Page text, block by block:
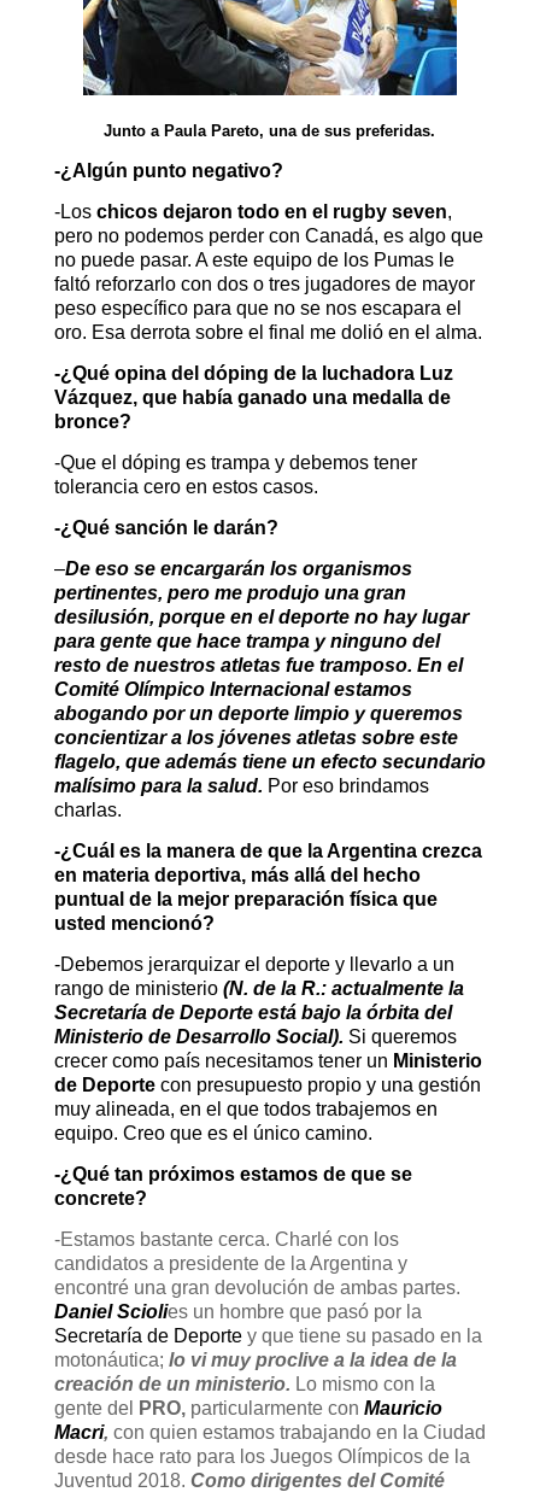
Junto a Paula Pareto, una de sus preferidas.
-¿Algún punto negativo?
-Los chicos dejaron todo en el rugby seven,
pero no podemos perder con Canadá, es algo que
no puede pasar. A este equipo de los Pumas le
faltó reforzarlo con dos o tres jugadores de mayor
peso específico para que no se nos escapara el
oro. Esa derrota sobre el final me dolió en el alma.
-¿Qué opina del dóping de la luchadora Luz
Vázquez, que había ganado una medalla de
bronce?
-Que el dóping es trampa y debemos tener
tolerancia cero en estos casos.
-¿Qué sanción le darán?
–De eso se encargarán los organismos
pertinentes, pero me produjo una gran
desilusión, porque en el deporte no hay lugar
para gente que hace trampa y ninguno del
resto de nuestros atletas fue tramposo. En el
Comité Olímpico Internacional estamos
abogando por un deporte limpio y queremos
concientizar a los jóvenes atletas sobre este
flagelo, que además tiene un efecto secundario
malísimo para la salud. Por eso brindamos
charlas.
-¿Cuál es la manera de que la Argentina crezca
en materia deportiva, más allá del hecho
puntual de la mejor preparación física que
usted mencionó?
-Debemos jerarquizar el deporte y llevarlo a un
rango de ministerio (N. de la R.: actualmente la
Secretaría de Deporte está bajo la órbita del
Ministerio de Desarrollo Social). Si queremos
crecer como país necesitamos tener un Ministerio
de Deporte con presupuesto propio y una gestión
muy alineada, en el que todos trabajemos en
equipo. Creo que es el único camino.
-¿Qué tan próximos estamos de que se
concrete?
-Estamos bastante cerca. Charlé con los
candidatos a presidente de la Argentina y
encontré una gran devolución de ambas partes.
Daniel Sciolies un hombre que pasó por la
Secretaría de Deportey que tiene su pasado en la
motonáutica; lo vi muy proclive a la idea de la
creación de un ministerio. Lo mismo con la
gente del
PRO,particularmente con Mauricio
Macri, con quien estamos trabajando en la Ciudad
desde hace rato para los Juegos Olímpicos de la
Juventud 2018. Como dirigentes del Comité